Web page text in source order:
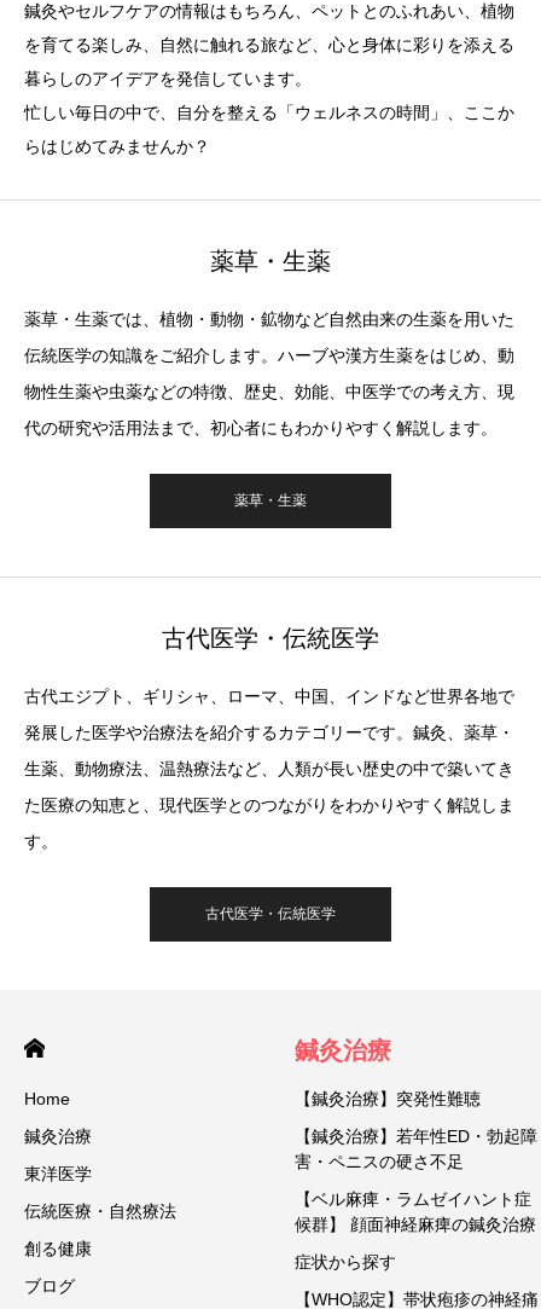
鍼灸やセルフケアの情報はもちろん、ペットとのふれあい、植物
を育てる楽しみ、自然に触れる旅など、心と身体に彩りを添える
暮らしのアイデアを発信しています。
忙しい毎日の中で、自分を整える「ウェルネスの時間」、ここか
らはじめてみませんか？
薬草・生薬
薬草・生薬では、植物・動物・鉱物など自然由来の生薬を用いた
伝統医学の知識をご紹介します。ハーブや漢方生薬をはじめ、動
物性生薬や虫薬などの特徴、歴史、効能、中医学での考え方、現
代の研究や活用法まで、初心者にもわかりやすく解説します。
薬草・生薬
古代医学・伝統医学
古代エジプト、ギリシャ、ローマ、中国、インドなど世界各地で
発展した医学や治療法を紹介するカテゴリーです。鍼灸、薬草・
生薬、動物療法、温熱療法など、人類が長い歴史の中で築いてき
た医療の知恵と、現代医学とのつながりをわかりやすく解説しま
す。
古代医学・伝統医学
Home
鍼灸治療
東洋医学
伝統医療・自然療法
創る健康
ブログ
鍼灸治療
【鍼灸治療】突発性難聴
【鍼灸治療】若年性ED・勃起障
害・ペニスの硬さ不足
【ベル麻痺・ラムゼイハント症
候群】 顔面神経麻痺の鍼灸治療
症状から探す
【WHO認定】帯状疱疹の神経痛